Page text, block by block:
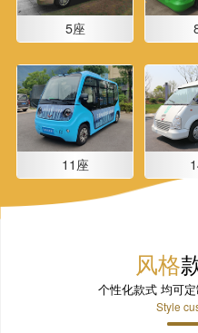
5座
11座
风格
个性化款式 均可
Style